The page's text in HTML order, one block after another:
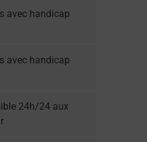
avec handicap
avec handicap
24h/24 aux